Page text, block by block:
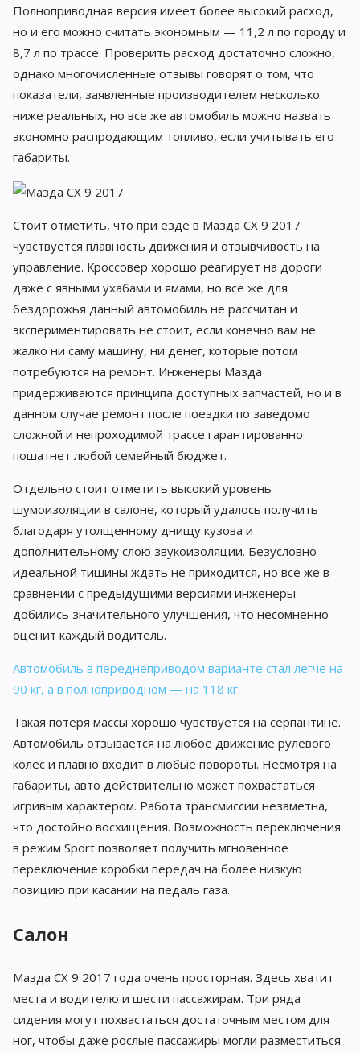
Полноприводная версия имеет более высокий расход,
но и его можно считать экономным — 11,2 л по городу и
8,7 л по трассе. Проверить расход достаточно сложно,
однако многочисленные отзывы говорят о том, что
показатели, заявленные производителем несколько
ниже реальных, но все же автомобиль можно назвать
экономно распродающим топливо, если учитывать его
габариты.
Стоит отметить, что при езде в Мазда СХ 9 2017
чувствуется плавность движения и отзывчивость на
управление. Кроссовер хорошо реагирует на дороги
даже c явными ухабами и ямами, но все же для
бездорожья данный автомобиль не рассчитан и
экспериментировать не стоит, если конечно вам не
жалко ни саму машину, ни денег, которые потом
потребуются на ремонт. Инженеры Мазда
придерживаются принципа доступных запчастей, но и в
данном случае ремонт после поездки по заведомо
сложной и непроходимой трассе гарантированно
пошатнет любой семейный бюджет.
Отдельно стоит отметить высокий уровень
шумоизоляции в салоне, который удалось получить
благодаря утолщенному днищу кузова и
дополнительному слою звукоизоляции. Безусловно
идеальной тишины ждать не приходится, но все же в
сравнении с предыдущими версиями инженеры
добились значительного улучшения, что несомненно
оценит каждый водитель.
Автомобиль в переднеприводом варианте стал легче на
90 кг, а в полноприводном — на 118 кг.
Такая потеря массы хорошо чувствуется на серпантине.
Автомобиль отзывается на любое движение рулевого
колес и плавно входит в любые повороты. Несмотря на
габариты, авто действительно может похвастаться
игривым характером. Работа трансмиссии незаметна,
что достойно восхищения. Возможность переключения
в режим Sport позволяет получить мгновенное
переключение коробки передач на более низкую
позицию при касании на педаль газа.
Салон
Мазда CX 9 2017 года очень просторная. Здесь хватит
места и водителю и шести пассажирам. Три ряда
сидения могут похвастаться достаточным местом для
ног, чтобы даже рослые пассажиры могли разместиться